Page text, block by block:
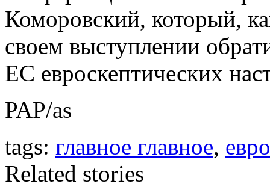
Коморовский, который,
своем выступлении
ЕС евроскептических
PAP/as
tags: главное главное,
Related stories